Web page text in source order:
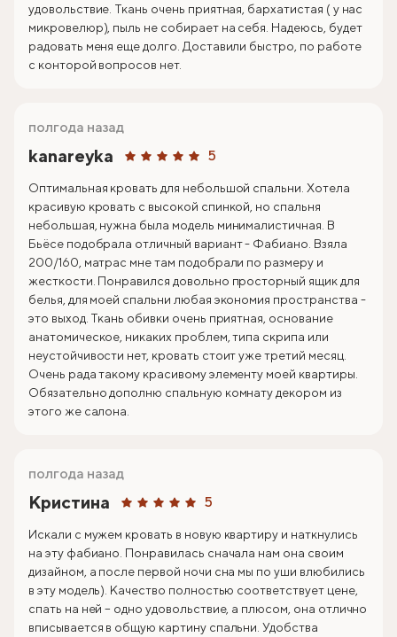
удовольствие. Ткань очень приятная, бархатистая ( у нас
микровелюр), пыль не собирает на себя. Надеюсь, будет
радовать меня еще долго. Доставили быстро, по работе
с конторой вопросов нет.
kanareyka 5
полгода назад
Оптимальная кровать для небольшой спальни. Хотела
красивую кровать с высокой спинкой, но спальня
небольшая, нужна была модель минималистичная. В
Бьёсе подобрала отличный вариант - Фабиано. Взяла
200/160, матрас мне там подобрали по размеру и
жесткости. Понравился довольно просторный ящик для
белья, для моей спальни любая экономия пространства -
это выход. Ткань обивки очень приятная, основание
анатомическое, никаких проблем, типа скрипа или
неустойчивости нет, кровать стоит уже третий месяц.
Очень рада такому красивому элементу моей квартиры.
Обязательно дополню спальную комнату декором из
этого же салона.
Кристина 5
полгода назад
Искали с мужем кровать в новую квартиру и наткнулись
на эту фабиано. Понравилась сначала нам она своим
дизайном, а после первой ночи сна мы по уши влюбились
в эту модель). Качество полностью соответствует цене,
спать на ней – одно удовольствие, а плюсом, она отлично
вписывается в общую картину спальни. Удобства